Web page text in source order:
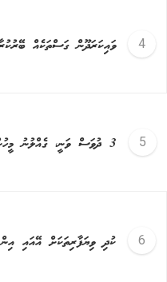
ވައިކަރަދޫން ގަސްތަކެއް
3 ދުވަސް ވަނީ، ގެއްލުނު މީހުން އަދިވެސް ނުފެނޭ
ކުދި ވިޔަފާރިތަކަށް އޭއައި